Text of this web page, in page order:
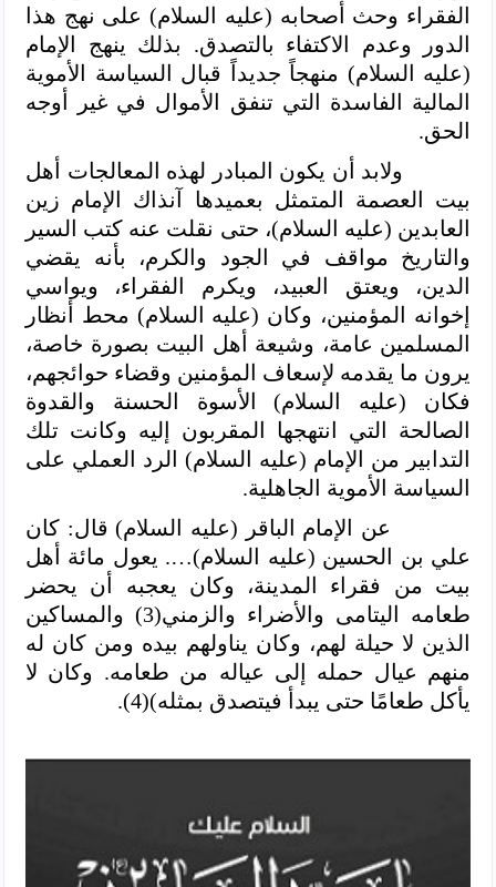
الفقراء وحث أصحابه (عليه السلام) على نهج هذا
الدور وعدم الاكتفاء بالتصدق. بذلك ينهج الإمام
(عليه السلام) منهجاً جديداً قبال السياسة الأموية
المالية الفاسدة التي تنفق الأموال في غير أوجه
الحق.
ولابد أن يكون المبادر لهذه المعالجات أهل
بيت العصمة المتمثل بعميدها آنذاك الإمام زين
العابدين (عليه السلام)، حتى نقلت عنه كتب السير
والتاريخ مواقف في الجود والكرم، بأنه يقضي
الدين، ويعتق العبيد، ويكرم الفقراء، ويواسي
إخوانه المؤمنين، وكان (عليه السلام) محط أنظار
المسلمين عامة، وشيعة أهل البيت بصورة خاصة،
يرون ما يقدمه لإسعاف المؤمنين وقضاء حوائجهم،
فكان (عليه السلام) الأسوة الحسنة والقدوة
الصالحة التي انتهجها المقربون إليه وكانت تلك
التدابير من الإمام (عليه السلام) الرد العملي على
السياسة الأموية الجاهلية.
عن الإمام الباقر (عليه السلام) قال: كان
علي بن الحسين (عليه السلام)…. يعول مائة أهل
بيت من فقراء المدينة، وكان يعجبه أن يحضر
طعامه اليتامى والأضراء والزمني(3) والمساكين
الذين لا حيلة لهم، وكان يناولهم بيده ومن كان له
منهم عيال حمله إلى عياله من طعامه. وكان لا
يأكل طعامًا حتى يبدأ فيتصدق بمثله)(4).